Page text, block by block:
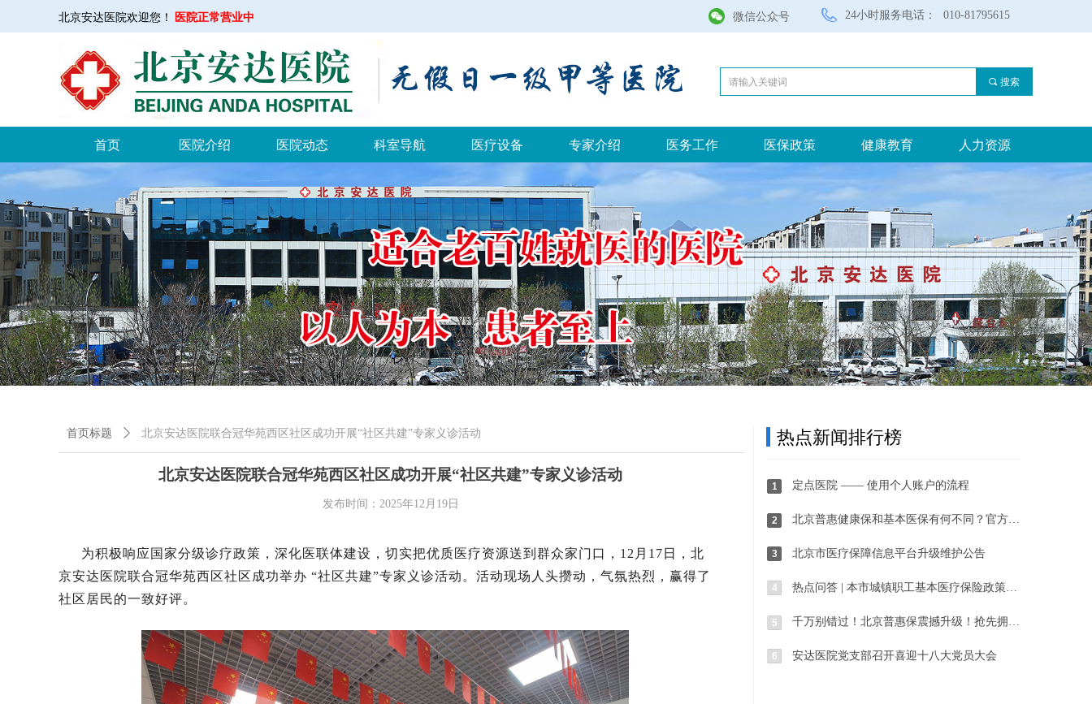
北京安达医院欢迎您！ 医院正常营业中 24小时服务电话： 010-81795615
微信公众号
끠 搜索
首页 医院介绍 医院动态 科室导航 医疗设备 专家介绍 医务工作 医保政策 健康教育 人力资源
为积极响应国家分级诊疗政策，深化医联体建设，切实把优质医疗资源送到群众家门口，12月17日， 北
京安达医院联合冠华苑西区社区 成功举办 “社区共建”专家义诊活动。活动现场人头攒动，气氛热烈，赢得了
社区居民的一致好评。
北京安达医院联合冠华苑西区社区成功开展“社区共建”专家义诊活动
定点医院 —— 使用个人账户的流程
北京普惠健康保和基本医保有何不同？官方解答来了
北京市医疗保障信息平台升级维护公告
热点问答 | 本市城镇职工基本医疗保险政策调整
千万别错过！北京普惠保震撼升级！抢先拥有！
安达医院党支部召开喜迎十八大党员大会
热点新闻排行榜
首页标题 ꄲ 北京安达医院联合冠华苑西区社区成功开展“社区共建”专家义诊活动
发布时间： 2025年12月19日